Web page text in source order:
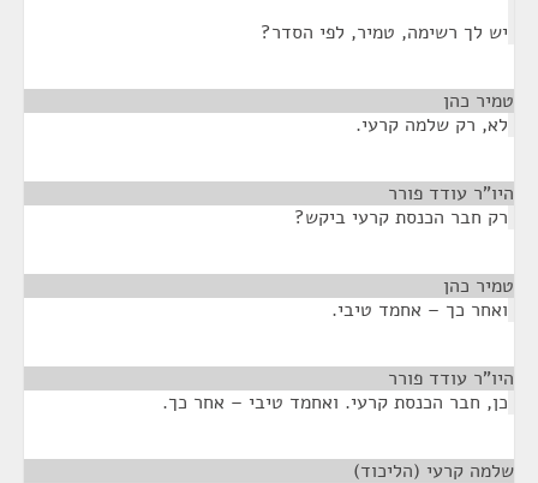
יש לך רשימה, טמיר, לפי הסדר?
טמיר כהן
לא, רק שלמה קרעי.
היו"ר עודד פורר
רק חבר הכנסת קרעי ביקש?
טמיר כהן
ואחר כך – אחמד טיבי.
היו"ר עודד פורר
כן, חבר הכנסת קרעי. ואחמד טיבי – אחר כך.
שלמה קרעי (הליכוד)